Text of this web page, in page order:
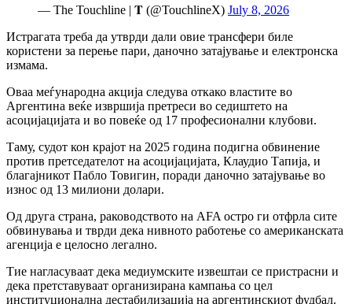
— The Touchline | 𝐓 (@TouchlineX) July 8, 2026
Истрагата треба да утврди дали овие трансфери биле
користени за перење пари, даночно затајување и електронска
измама.
Оваа меѓународна акција следува откако властите во
Аргентина веќе извршија претреси во седиштето на
асоцијацијата и во повеќе од 17 професионални клубови.
Таму, судот кон крајот на 2025 година подигна обвинение
против претседателот на асоцијацијата, Клаудио Тапија, и
благајникот Пабло Товигин, поради даночно затајување во
износ од 13 милиони долари.
Од друга страна, раководството на AFA остро ги отфрла сите
обвинувања и тврди дека нивното работење со американската
агенција е целосно легално.
Тие нагласуваат дека медиумските извештаи се пристрасни и
дека претставуваат организирана кампања со цел
институционална дестабилизација на аргентинскиот фудбал.